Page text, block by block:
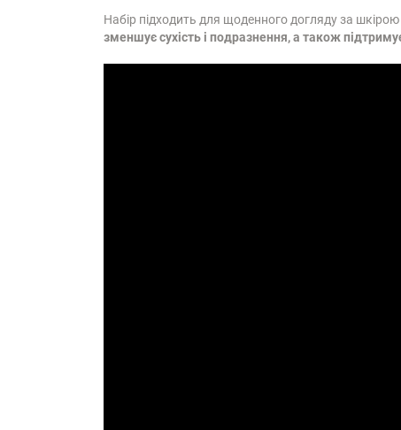
Набір підходить для щоденного догляду за шкірою
зменшує сухість і подразнення, а також